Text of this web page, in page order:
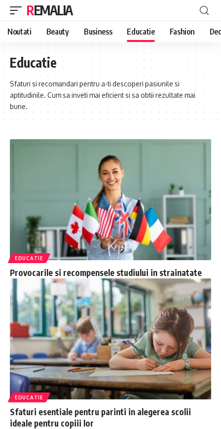
REMALIA
Noutati Beauty Business Educatie Fashion
Educatie
Sfaturi si recomandari pentru a-ti descoperi pasiunile si
aptitudinile. Cum sa inveti mai eficient si sa obtii rezultate mai
bune.
EDUCATIE
Provocarile si recompensele studiului in strainatate
EDUCATIE
Sfaturi esentiale pentru parinti in alegerea scolii
ideale pentru copiii lor